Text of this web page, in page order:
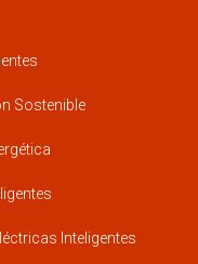
Sostenible
Inteligentes